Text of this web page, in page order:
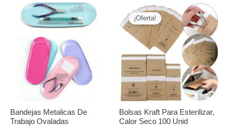
Bandejas Metalicas De
Trabajo Ovaladas
¡Oferta!
Bolsas Kraft Para Esterilizar,
Calor Seco 100 Unid